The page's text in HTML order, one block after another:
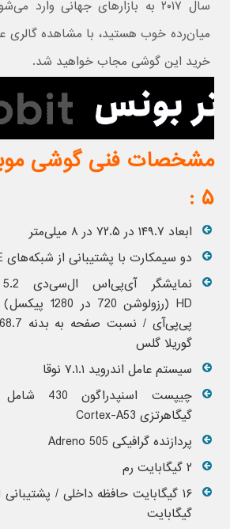
سال ۲۰۱۷ به بازارهای جهانی
خرید این گوشی مجاب خواهید شد.
مشخصات فنی گوشی
۵ :
ابعاد ۱۴۹.۷ در ۷۲.۵ در ۸ میلی‌متر
دو سیمکارت با پشتیبانی از شبکه‌های GSM / HSPA / LTE
گوریلا گلس
سیستم عامل اندروید ۷.۱.۱ نوقا
گیگاهرتزی Cortex-A53
پردازنده گرافیکی Adreno 505
۲ گیگابایت رم
گیگابایت